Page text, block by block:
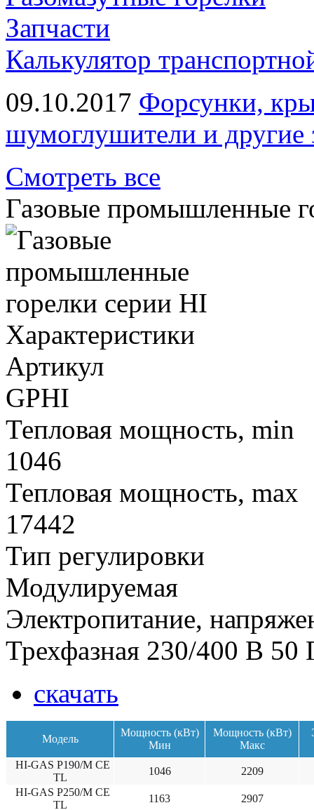
Запчасти
Калькулятор
09.10.2017 Форсунки,
шумоглушители и другие
Смотреть все
Газовые промышленные
Характеристики
Артикул
GPHI
Тепловая мощность, min
1046
Тепловая мощность, max
17442
Тип регулировки
Модулируемая
Электропитание,
Трехфазная 230/400 В 50
скачать
Модель
Мощность (кВт)
Мин
Мощность (кВт)
Макс
HI-GAS P190/M CE
TL
1046
2209
HI-GAS P250/M CE
TL
1163 2907